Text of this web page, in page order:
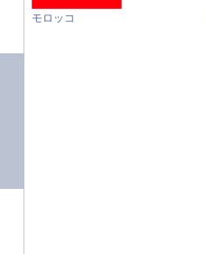
モロッコ